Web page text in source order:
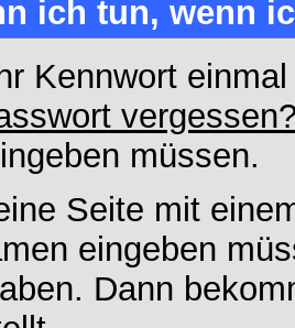
ich tun, wenn
Kennwort
müssen.
Seite mit
eingeben
Dann